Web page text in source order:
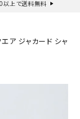
上で送料無料
ア ジャカード シャ